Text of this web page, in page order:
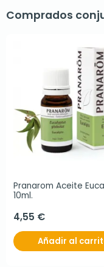
Comprados
Pranarom Aceite
10ml.
4,55 €
Añadir al